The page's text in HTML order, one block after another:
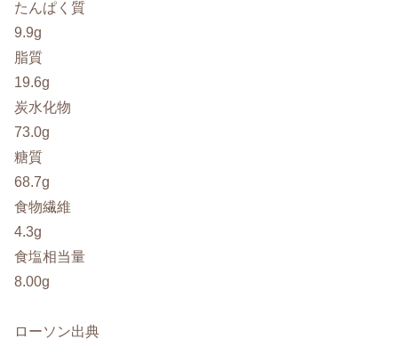
たんぱく質
9.9g
脂質
19.6g
炭水化物
73.0g
糖質
68.7g
食物繊維
4.3g
食塩相当量
8.00g
ローソン出典